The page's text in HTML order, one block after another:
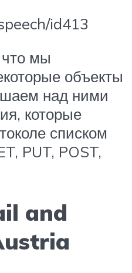
id413
что мы
объекты
над ними
которые
списком
PUT, POST,
and